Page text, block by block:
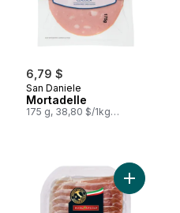
6,79 $
San Daniele
Mortadelle
175 g, 38,80 $/1kg
Misto au panierAjouter